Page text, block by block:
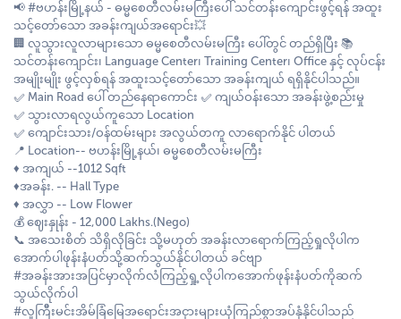
📢 #ဗဟန်းမြို့နယ် - ဓမ္မစေတီလမ်းမကြီးပေါ် သင်တန်းကျောင်းဖွင့်ရန် အထူး
သင့်တော်သော အခန်းကျယ်အရောင်း💥
🏢 လူသွားလူလာများသော ဓမ္မစေတီလမ်းမကြီး ပေါ်တွင် တည်ရှိပြီး 📚
သင်တန်းကျောင်း၊ Language Center၊ Training Center၊ Office နှင့် လုပ်ငန်း
အမျိုးမျိုး ဖွင့်လှစ်ရန် အထူးသင့်တော်သော အခန်းကျယ် ရရှိနိုင်ပါသည်။
✅ Main Road ပေါ် တည်နေရာကောင်း ✅ ကျယ်ဝန်းသော အခန်းဖွဲ့စည်းမှု
✅ သွားလာရလွယ်ကူသော Location
✅ ကျောင်းသား/ဝန်ထမ်းများ အလွယ်တကူ လာရောက်နိုင် ပါတယ်
📍 Location-- ဗဟန်းမြို့နယ်၊ ဓမ္မစေတီလမ်းမကြီး
♦️ အကျယ် --1012 Sqft
♦️အခန်း. -- Hall Type
♦️ အလွှာ -- Low Flower
💰 ဈေးနှုန်း - 12,000 Lakhs.(Nego)
📞 အသေးစိတ် သိရှိလိုခြင်း သို့မဟုတ် အခန်းလာရောက်ကြည့်ရှုလိုပါက​
အောက်ပါဖုန်းနံပတ်သို့ဆက်သွယ်နိုင်ပါတယ် ခင်ဗျာ
#အခန်းအားအပြင်မှာလိုက်လံကြည့်ရှု့လိုပါကအောက်ဖုန်းနံပတ်ကိုဆက်
သွယ်လိုက်ပါ
#လူကြီိးမင်းအိမ်ခြံမြေအရောင်းအငှားများယုံကြည်စွာအပ်နှံနိုင်ပါသည်